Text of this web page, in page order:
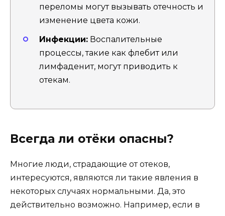
переломы могут вызывать отечность и
изменение цвета кожи.
Инфекции: Воспалительные
процессы, такие как флебит или
лимфаденит, могут приводить к
отекам.
Всегда ли отёки опасны?
Многие люди, страдающие от отеков,
интересуются, являются ли такие явления в
некоторых случаях нормальными. Да, это
действительно возможно. Например, если в